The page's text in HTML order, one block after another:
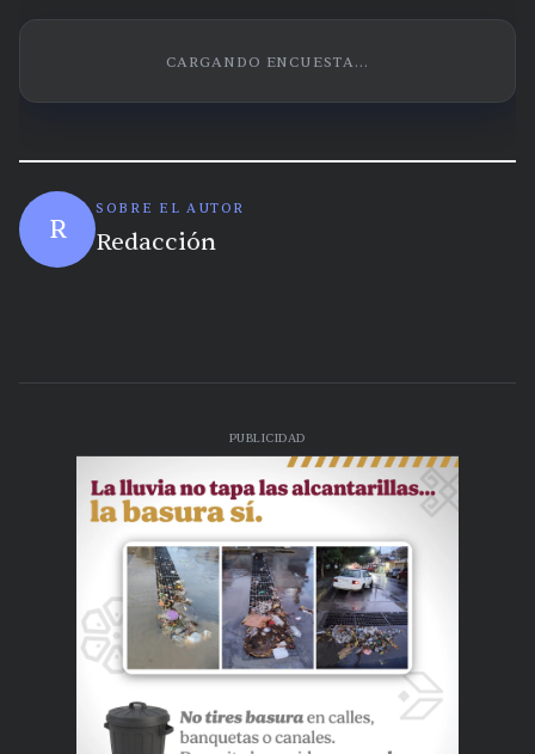
CARGANDO ENCUESTA...
R
SOBRE EL AUTOR
Redacción
PUBLICIDAD